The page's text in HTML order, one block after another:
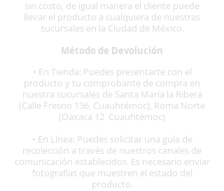
sin costo, de igual manera el cliente puede
llevar el producto a cualquiera de nuestras
sucursales en la Ciudad de México.
Método de Devolución
• En Tienda: Puedes presentarte con el
producto y tu comprobante de compra en
nuestra sucursales de Santa María la Ribera
(Calle Fresno 136, Cuauhtémoc), Roma Norte
(Oaxaca 12 Cuauhtémoc)
• En Línea: Puedes solicitar una guía de
recolección a través de nuestros canales de
comunicación establecidos. Es necesario enviar
fotografías que muestren el estado del
producto.